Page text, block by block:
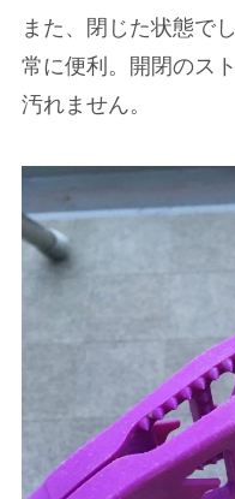
また、閉じた状態で
常に便利。開閉のス
汚れません。